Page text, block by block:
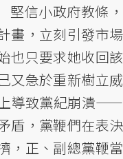
堅信小政府教條，
畫，立刻引發市場
也只要求她收回該
又急於重新樹立威
導致黨紀崩潰——
盾，黨鞭們在表決
，正、副總黨鞭當